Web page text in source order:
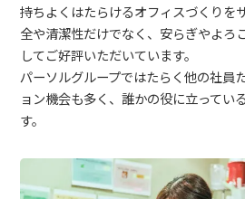
持ちよくはたらけるオフィスづくりを
全や清潔性だけでなく、安らぎやよろ
してご好評いただいています。
パーソルグループではたらく他の社員
ョン機会も多く、誰かの役に立ってい
す。